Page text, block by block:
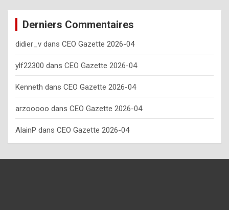
w
o
t
e
n
y
o
u
s
h
Derniers Commentaires
didier_v dans CEO Gazette 2026-04
ylf22300 dans CEO Gazette 2026-04
Kenneth dans CEO Gazette 2026-04
arzooooo dans CEO Gazette 2026-04
AlainP dans CEO Gazette 2026-04